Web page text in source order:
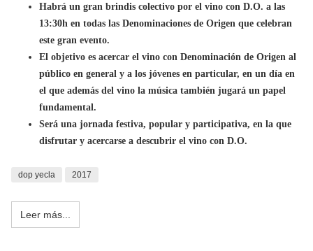
Habrá un gran brindis colectivo por el vino con D.O. a las
13:30h en todas las Denominaciones de Origen que celebran
este gran evento.
El objetivo es acercar el vino con Denominación de Origen al
público en general y a los jóvenes en particular, en un día en
el que además del vino la música también jugará un papel
fundamental.
Será una jornada festiva, popular y participativa, en la que
disfrutar y acercarse a descubrir el vino con D.O.
dop yecla 2017
Leer más...